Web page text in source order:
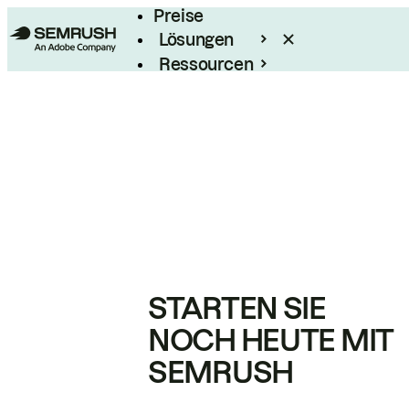
Preise
Lösungen
Ressourcen
STARTEN SIE
NOCH HEUTE MIT
SEMRUSH